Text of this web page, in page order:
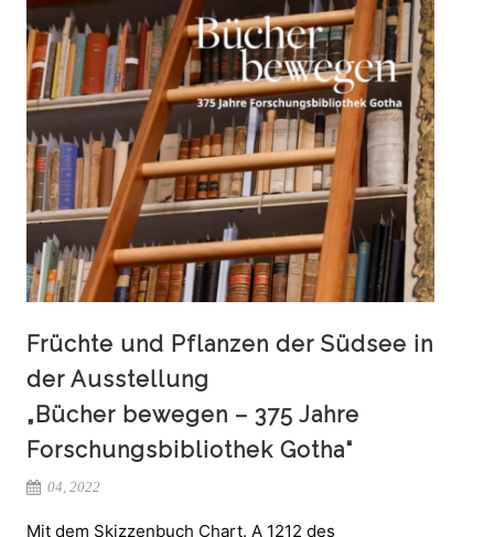
Früchte und Pflanzen der Südsee in
der Ausstellung
„Bücher bewegen – 375 Jahre
Forschungsbibliothek Gotha“
04, 2022
Mit dem Skizzenbuch Chart. A 1212 des